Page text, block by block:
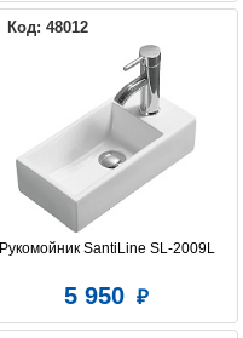
Код: 48012
Рукомойник SantiLine SL-2009L
5 950